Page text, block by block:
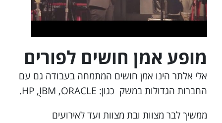
מופע אמן חושים לפורים
אלי אלתר הינו אמן חושים המתמחה בעבודה גם עם
החברות הגדולות במשק כגון: HP ֻֻ,IBM ,ORACLE.
ממשיך לבר מצוות ובת מצוות ועד לאירועים